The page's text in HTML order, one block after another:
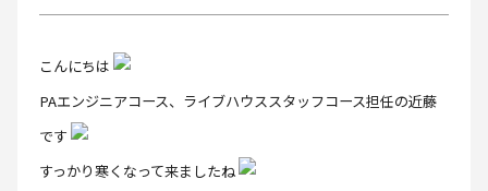
こんにちは
PAエンジニアコース、ライブハウススタッフコース担任の近藤
です
すっかり寒くなって来ましたね